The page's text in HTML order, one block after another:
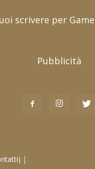
scrivere per
Pubblicità
|